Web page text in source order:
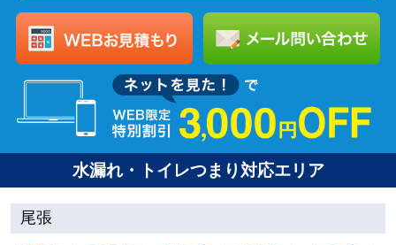
水漏れ・トイレつまり対応エリア
尾張